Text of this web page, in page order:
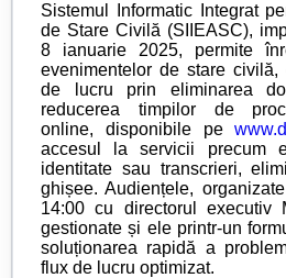
Sistemul Informatic Integrat
de Stare Civilă (SIIEASC),
8 ianuarie 2025, permite
evenimentelor de stare civilă,
de lucru prin eliminarea
reducerea timpilor de
online, disponibile pe
accesul la servicii precum
identitate sau transcrieri,
ghișee. Audiențele,
14:00 cu directorul executiv
gestionate și ele printr-un
soluționarea rapidă a
flux de lucru optimizat.